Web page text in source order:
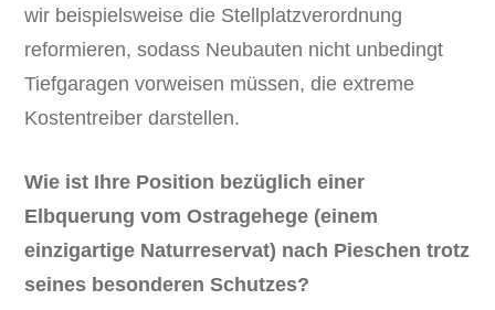
wir beispielsweise die Stellplatzverordnung
reformieren, sodass Neubauten nicht unbedingt
Tiefgaragen vorweisen müssen, die extreme
Kostentreiber darstellen.
Wie ist Ihre Position bezüglich einer
Elbquerung vom Ostragehege (einem
einzigartige Naturreservat) nach Pieschen trotz
seines besonderen Schutzes?